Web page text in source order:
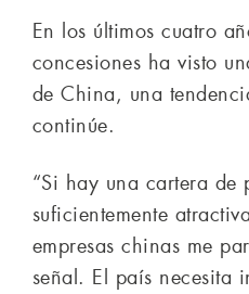
En los últimos cuatro
concesiones ha visto
de China, una
continúe.
“Si hay una cartera de
suficientemente
empresas chinas me
señal. El país necesita